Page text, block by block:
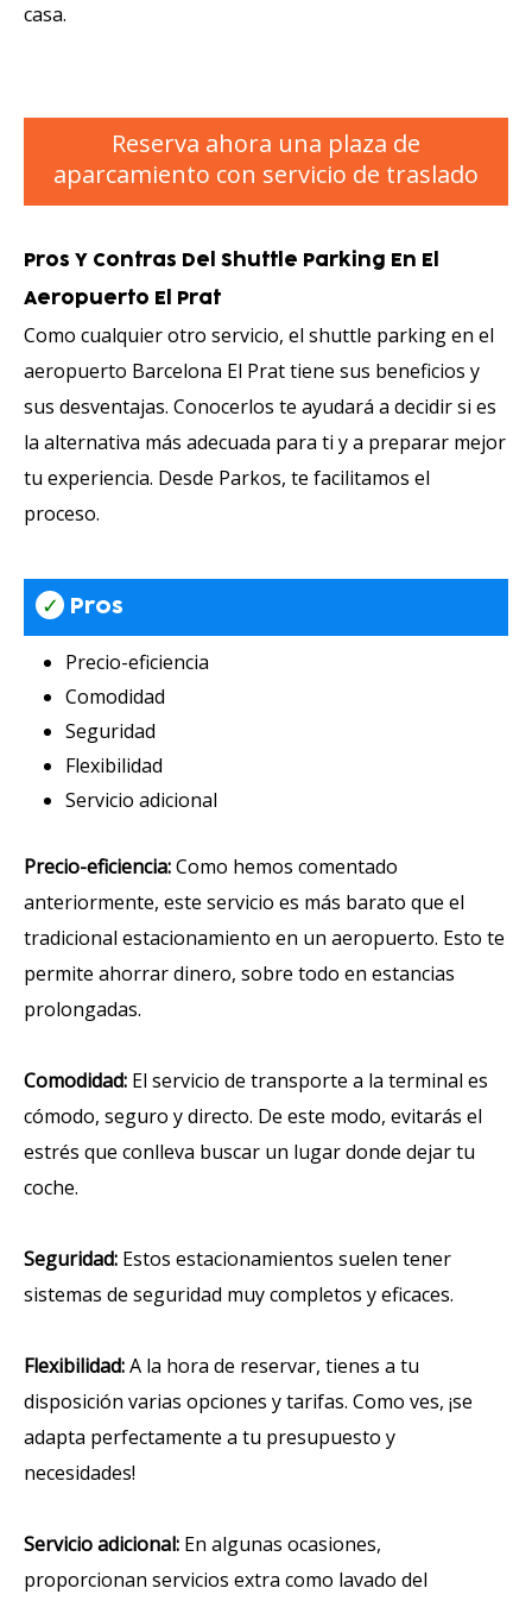
casa.
Reserva ahora una plaza de
aparcamiento con servicio de traslado
Pros Y Contras Del Shuttle Parking En El
Aeropuerto El Prat
Como cualquier otro servicio, el shuttle parking en el
aeropuerto Barcelona El Prat tiene sus beneficios y
sus desventajas. Conocerlos te ayudará a decidir si es
la alternativa más adecuada para ti y a preparar mejor
tu experiencia. Desde Parkos, te facilitamos el
proceso.
✓ Pros
Precio-eficiencia
Comodidad
Seguridad
Flexibilidad
Servicio adicional
Precio-eficiencia:Como hemos comentado
anteriormente, este servicio es más barato que el
tradicional estacionamiento en un aeropuerto. Esto te
permite ahorrar dinero, sobre todo en estancias
prolongadas.
Comodidad: El servicio de transporte a la terminal es
cómodo, seguro y directo. De este modo, evitarás el
estrés que conlleva buscar un lugar donde dejar tu
coche.
Seguridad: Estos estacionamientos suelen tener
sistemas de seguridad muy completos y eficaces.
Flexibilidad:A la hora de reservar, tienes a tu
disposición varias opciones y tarifas. Como ves, ¡se
adapta perfectamente a tu presupuesto y
necesidades!
Servicio adicional: En algunas ocasiones,
proporcionan servicios extra como lavado del